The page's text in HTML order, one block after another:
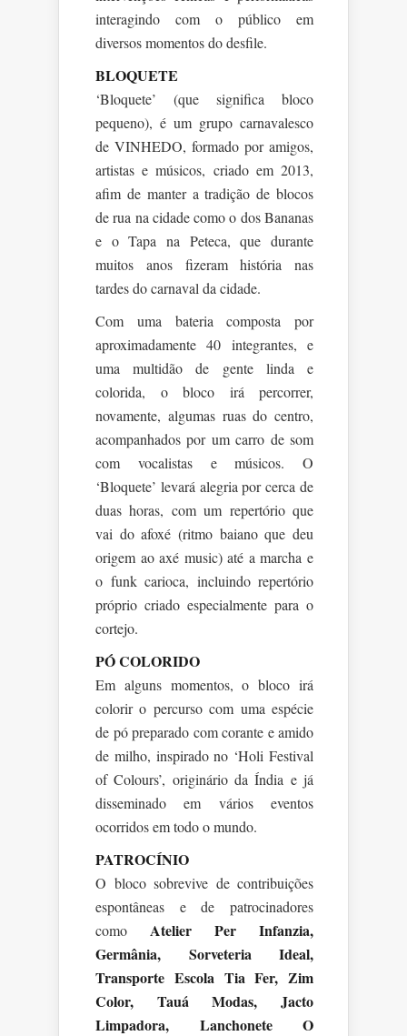
interagindo com o público em
diversos momentos do desfile.
BLOQUETE
‘Bloquete’ (que significa bloco
pequeno), é um grupo carnavalesco
de VINHEDO, formado por amigos,
artistas e músicos, criado em 2013,
afim de manter a tradição de blocos
de rua na cidade como o dos Bananas
e o Tapa na Peteca, que durante
muitos anos fizeram história nas
tardes do carnaval da cidade.
Com uma bateria composta por
aproximadamente 40 integrantes, e
uma multidão de gente linda e
colorida, o bloco irá percorrer,
novamente, algumas ruas do centro,
acompanhados por um carro de som
com vocalistas e músicos. O
‘Bloquete’ levará alegria por cerca de
duas horas, com um repertório que
vai do afoxé (ritmo baiano que deu
origem ao axé music) até a marcha e
o funk carioca, incluindo repertório
próprio criado especialmente para o
cortejo.
PÓ COLORIDO
Em alguns momentos, o bloco irá
colorir o percurso com uma espécie
de pó preparado com corante e amido
de milho, inspirado no ‘Holi Festival
of Colours’, originário da Índia e já
disseminado em vários eventos
ocorridos em todo o mundo.
PATROCÍNIO
O bloco sobrevive de contribuições
espontâneas e de patrocinadores
como Atelier Per Infanzia,
Germânia, Sorveteria Ideal,
Transporte Escola Tia Fer, Zim
Color, Tauá Modas, Jacto
Limpadora, Lanchonete O